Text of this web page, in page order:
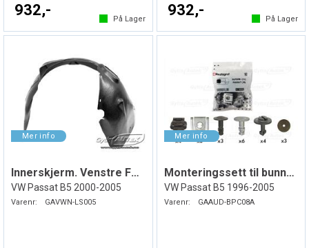
932,-
På Lager
932,-
På Lager
Innerskjerm. Venstre Foran. Plast
VW Passat B5 2000-2005
Varenr: GAVWN-LS005
Monteringssett til bunnplate i plast
VW Passat B5 1996-2005
Varenr: GAAUD-BPC08A